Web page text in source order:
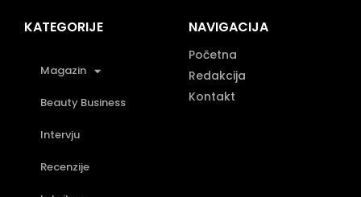
KATEGORIJE
Magazin
Beauty Business
Intervju
Recenzije
NAVIGACIJA
Početna
Redakcija
Kontakt